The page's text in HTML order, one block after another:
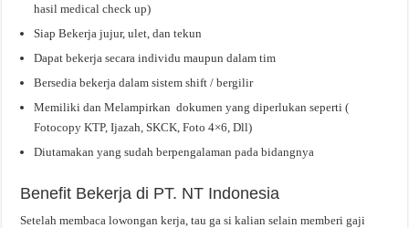
hasil medical check up)
Siap Bekerja jujur, ulet, dan tekun
Dapat bekerja secara individu maupun dalam tim
Bersedia bekerja dalam sistem shift / bergilir
Memiliki dan Melampirkan dokumen yang diperlukan seperti (
Fotocopy KTP, Ijazah, SKCK, Foto 4×6, Dll)
Diutamakan yang sudah berpengalaman pada bidangnya
Benefit Bekerja di PT. NT Indonesia
Setelah membaca lowongan kerja, tau ga si kalian selain memberi gaji